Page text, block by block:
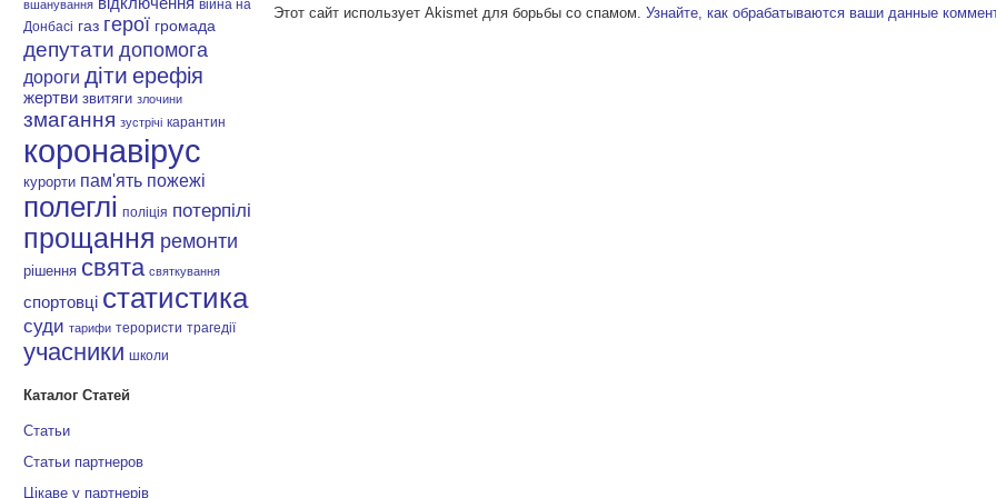
вшанування
війна на
Донбасі газ герої громада
депутати допомога
дороги діти ерефія
жертви звитяги злочини
змагання зустрічі карантин
коронавірус
курорти пам'ять пожежі
полеглі поліція потерпілі
прощання ремонти
рішення свята святкування
спортовці статистика
суди тарифи терористи трагедії
учасники школи
Каталог Статей
Статьи
Статьи партнеров
Цікаве у партнерів
Этот сайт использует Akismet для борьбы со спамом.Узнайте, как обрабатываются ваши данные